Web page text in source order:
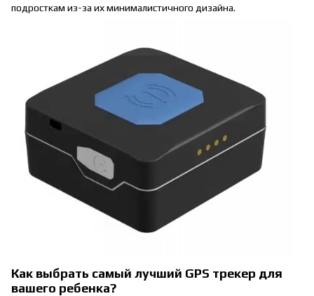
подросткам из-за их минималистичного дизайна.
Как выбрать самый лучший GPS трекер для
вашего ребенка?